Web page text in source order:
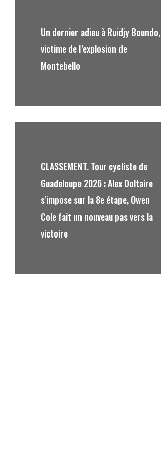
Un dernier adieu à Ruidjy Boundo,
victime de l’explosion de
Montebello
CLASSEMENT. Tour cycliste de
Guadeloupe 2026 : Alex Doltaire
s'impose sur la 8e étape, Owen
Cole fait un nouveau pas vers la
victoire